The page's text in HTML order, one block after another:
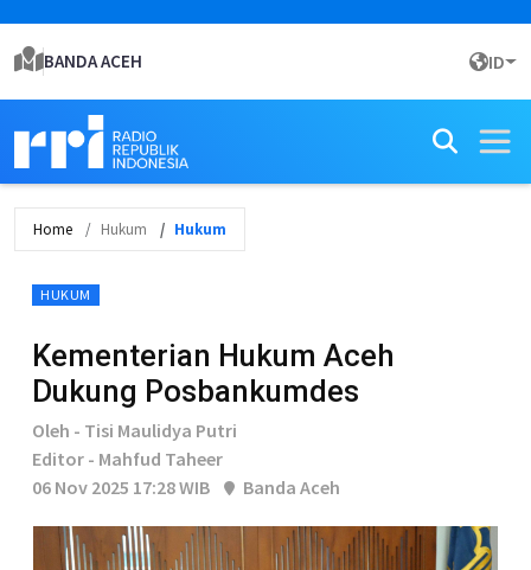
BANDA ACEH ID
Home Hukum Hukum
HUKUM
Kementerian Hukum Aceh
Dukung Posbankumdes
Oleh - Tisi Maulidya Putri
Editor - Mahfud Taheer
06 Nov 2025 17:28 WIB
Banda Aceh